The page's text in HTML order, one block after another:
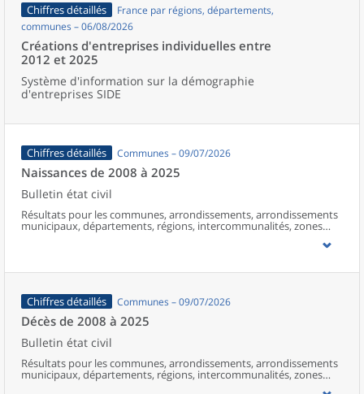
Chiffres détaillés
France par régions, départements,
communes – 06/08/2026
Créations d'entreprises individuelles entre
2012 et 2025
Système d'information sur la démographie
d'entreprises SIDE
Chiffres détaillés Communes – 09/07/2026
Naissances de 2008 à 2025
Bulletin état civil
Résultats pour les communes, arrondissements, arrondissements
municipaux, départements, régions, intercommunalités, zones
d’emploi, bassins de vie, unités urbaines et aires d’attraction des
Chiffres détaillés Communes – 09/07/2026
Décès de 2008 à 2025
Bulletin état civil
Résultats pour les communes, arrondissements, arrondissements
municipaux, départements, régions, intercommunalités, zones
d’emploi, bassins de vie, unités urbaines et aires d’attraction des